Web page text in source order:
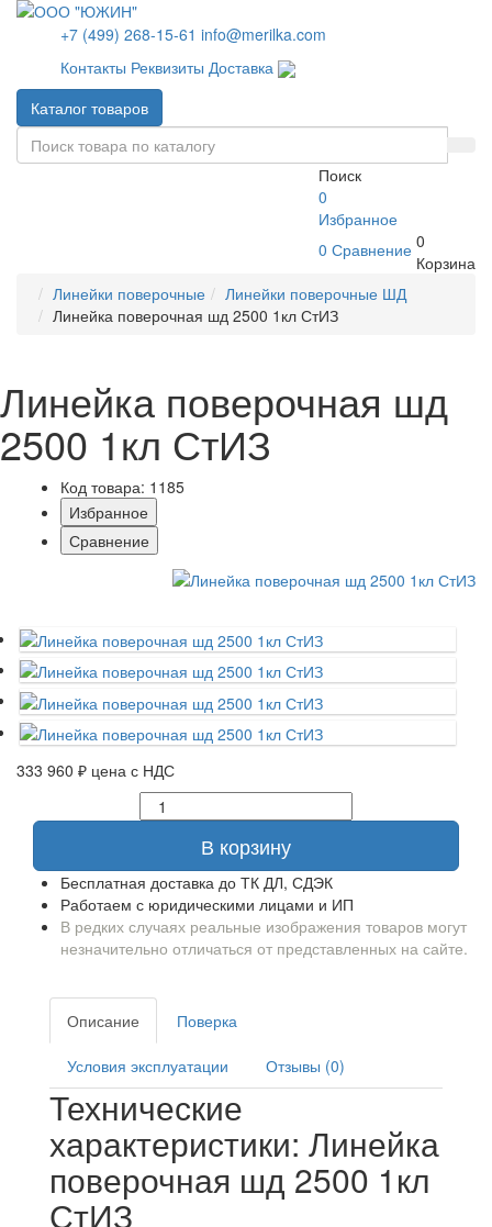
+7 (499) 268-15-61 info@merilka.com
Контакты Реквизиты Доставка
Каталог товаров
Поиск
0
Избранное
0 Сравнение 0
Корзина
Линейки поверочные
Линейки поверочные ШД
Линейка поверочная шд 2500 1кл СтИЗ
Линейка поверочная шд
2500 1кл СтИЗ
Код товара: 1185
Избранное
Сравнение
333 960 ₽ цена с НДС
В корзину
Бесплатная доставка до ТК ДЛ, СДЭК
Работаем с юридическими лицами и ИП
В редких случаях реальные изображения товаров могут
незначительно отличаться от представленных на сайте.
Описание Поверка
Условия эксплуатации Отзывы (0)
Технические
характеристики: Линейка
поверочная шд 2500 1кл
СтИЗ